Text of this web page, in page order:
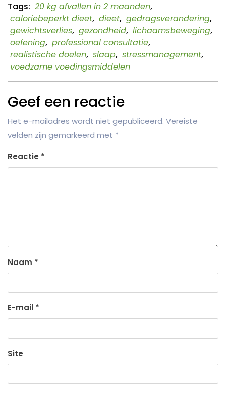
Tags: 20 kg afvallen in 2 maanden,
caloriebeperkt dieet, dieet, gedragsverandering,
gewichtsverlies, gezondheid, lichaamsbeweging,
oefening, professional consultatie,
realistische doelen, slaap, stressmanagement,
voedzame voedingsmiddelen
Geef een reactie
Het e-mailadres wordt niet gepubliceerd. Vereiste
velden zijn gemarkeerd met *
Reactie *
Naam *
E-mail *
Site